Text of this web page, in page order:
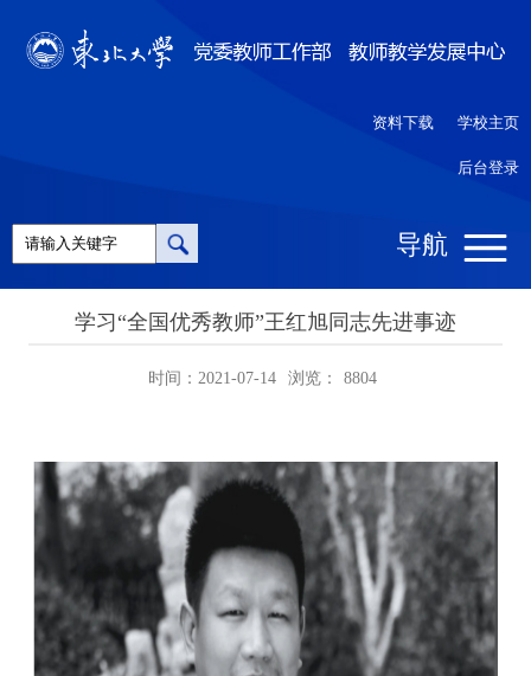
学校主页
后台登录
资料下载
导航
学习“全国优秀教师”王红旭同志先进事迹
时间：2021-07-14 浏览： 8804